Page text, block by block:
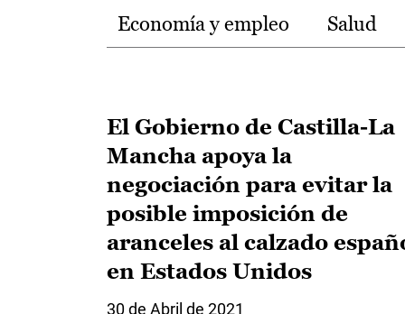
Temas
Economía y empleo Salud
El Gobierno de Castilla-La
Mancha apoya la
negociación para evitar la
posible imposición de
aranceles al calzado
en Estados Unidos
30 de Abril de 2021